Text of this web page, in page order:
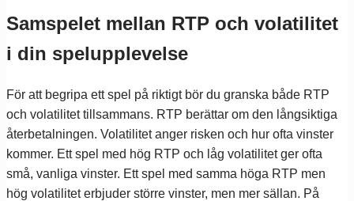
Samspelet mellan RTP och volatilitet
i din spelupplevelse
För att begripa ett spel på riktigt bör du granska både RTP
och volatilitet tillsammans. RTP berättar om den långsiktiga
återbetalningen. Volatilitet anger risken och hur ofta vinster
kommer. Ett spel med hög RTP och låg volatilitet ger ofta
små, vanliga vinster. Ett spel med samma höga RTP men
hög volatilitet erbjuder större vinster, men mer sällan. På